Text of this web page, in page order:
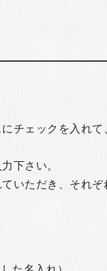
チェックを入れ
下さい。
いただき、それ